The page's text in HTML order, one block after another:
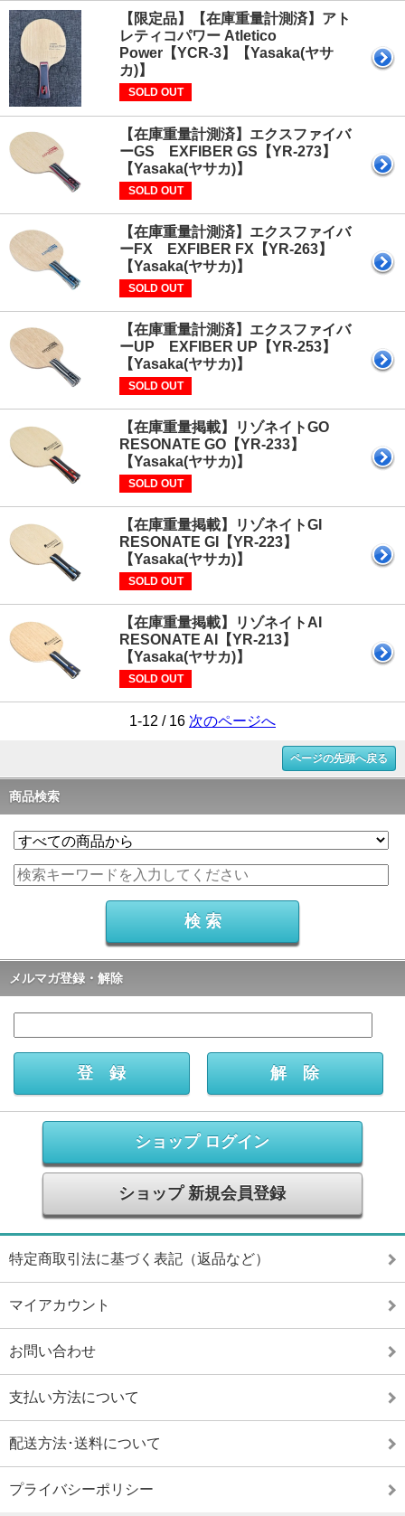
【限定品】【在庫重量計測済】アト
レティコパワー Atletico
Power【YCR-3】【Yasaka(ヤサ
カ)】
SOLD OUT
【在庫重量計測済】エクスファイバ
ーGS EXFIBER GS【YR-273】
【Yasaka(ヤサカ)】
SOLD OUT
【在庫重量計測済】エクスファイバ
ーFX EXFIBER FX【YR-263】
【Yasaka(ヤサカ)】
SOLD OUT
【在庫重量計測済】エクスファイバ
ーUP EXFIBER UP【YR-253】
【Yasaka(ヤサカ)】
SOLD OUT
【在庫重量掲載】リゾネイトGO
RESONATE GO【YR-233】
【Yasaka(ヤサカ)】
SOLD OUT
【在庫重量掲載】リゾネイトGI
RESONATE GI【YR-223】
【Yasaka(ヤサカ)】
SOLD OUT
【在庫重量掲載】リゾネイトAI
RESONATE AI【YR-213】
【Yasaka(ヤサカ)】
SOLD OUT
1-12 / 16 次のページへ
ページの先頭へ戻る
商品検索
メルマガ登録・解除
ショップ ログイン
ショップ 新規会員登録
特定商取引法に基づく表記（返品など）
マイアカウント
お問い合わせ
支払い方法について
配送方法･送料について
プライバシーポリシー